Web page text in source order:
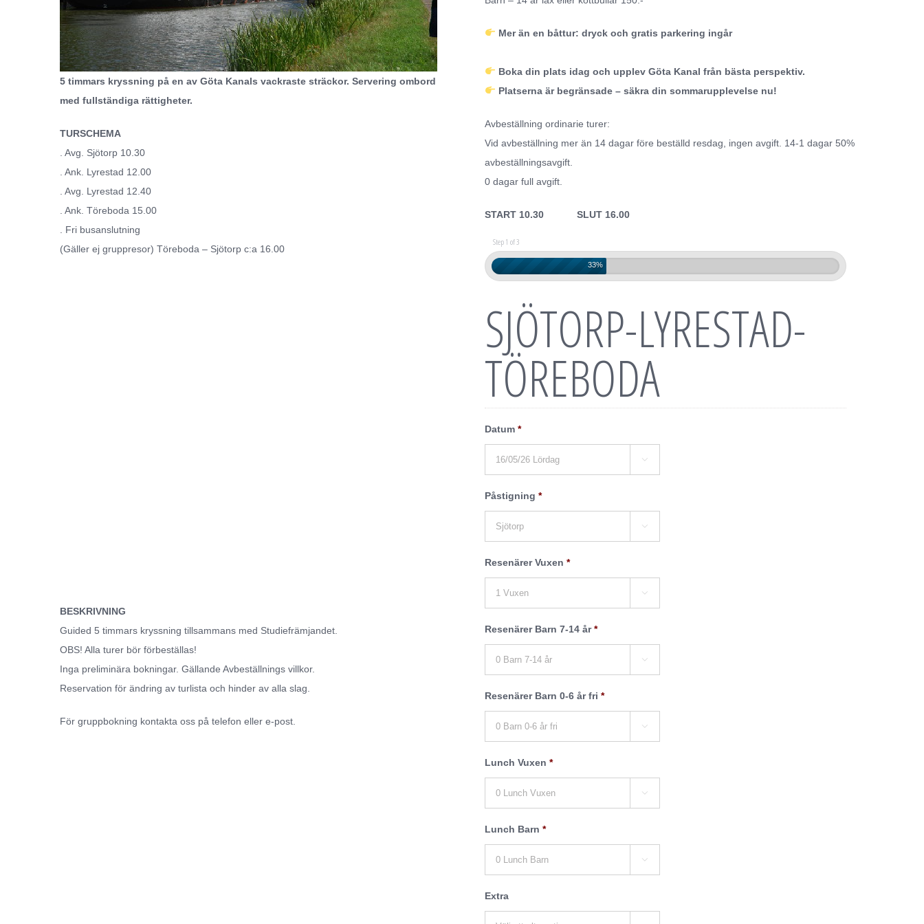
5 timmars kryssning på en av Göta Kanals vackraste sträckor. Servering ombord
med fullständiga rättigheter.
TURSCHEMA
. Avg. Sjötorp 10.30
. Ank. Lyrestad 12.00
. Avg. Lyrestad 12.40
. Ank. Töreboda 15.00
. Fri busanslutning
(Gäller ej gruppresor) Töreboda – Sjötorp c:a 16.00
BESKRIVNING
Guided 5 timmars kryssning tillsammans med Studiefrämjandet.
OBS! Alla turer bör förbeställas!
Inga preliminära bokningar. Gällande Avbeställnings villkor.
Reservation för ändring av turlista och hinder av alla slag.
För gruppbokning kontakta oss på telefon eller e-post.
Mer än en båttur: dryck och gratis parkering ingår
Boka din plats idag och upplev Göta Kanal från bästa perspektiv.
Platserna är begränsade – säkra din sommarupplevelse nu!
Avbeställning ordinarie turer:
Vid avbeställning mer än 14 dagar före beställd resdag, ingen avgift. 14-1 dagar 50%
avbeställningsavgift.
0 dagar full avgift.
START 10.30 SLUT 16.00
Step 1 of 3
33%
SJÖTORP-LYRESTAD-
TÖREBODA
Datum *

Påstigning *

Resenärer Vuxen *

Resenärer Barn 7-14 år *

Resenärer Barn 0-6 år fri *

Lunch Vuxen *

Lunch Barn *

Extra